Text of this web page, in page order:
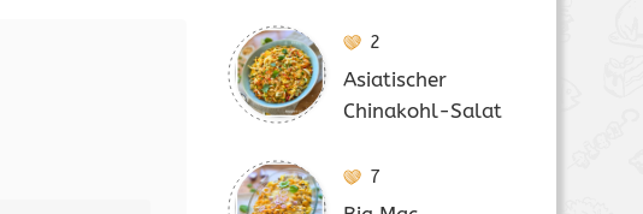
2
Asiatischer
Chinakohl-Salat
7